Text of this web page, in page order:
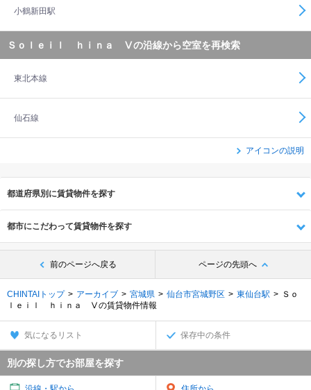
小鶴新田駅
Ｓｏｌｅｉｌ ｈｉｎａ Ⅴの沿線から空室を再検索
東北本線
仙石線
アイコンの説明
都道府県別に賃貸物件を探す
都市にこだわって賃貸物件を探す
前のページへ戻る ページの先頭へ
CHINTAIトップ アーカイブ 宮城県 仙台市宮城野区 東仙台駅
Ｓｏ
ｌｅｉｌ ｈｉｎａ Ⅴの賃貸物件情報
気になるリスト 保存中の条件
別の探し方でお部屋を探す